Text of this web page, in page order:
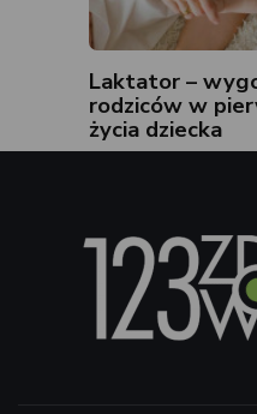
Laktator –
rodziców w
życia dziecka